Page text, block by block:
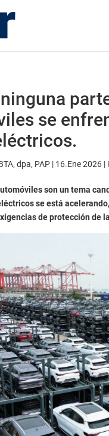
se
dpa, PAP | 16.Ene 2026 |
son un tema
se está
de protección de